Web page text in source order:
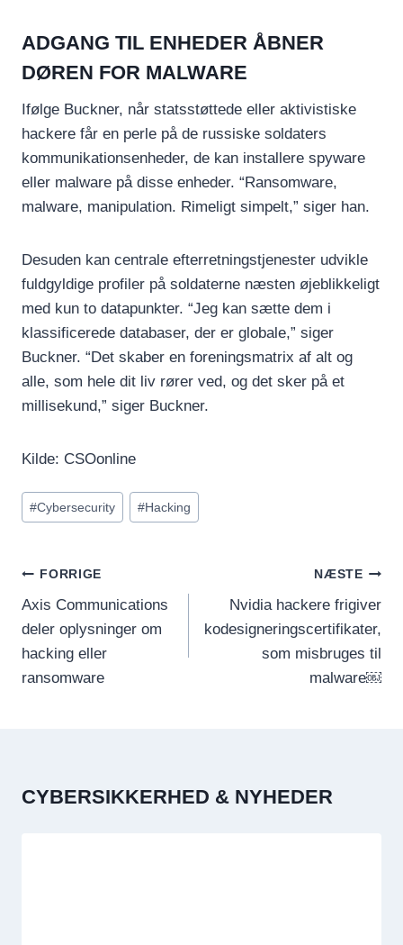
ADGANG TIL ENHEDER ÅBNER
DØREN FOR MALWARE
Ifølge Buckner, når statsstøttede eller aktivistiske
hackere får en perle på de russiske soldaters
kommunikationsenheder, de kan installere spyware
eller malware på disse enheder. “Ransomware,
malware, manipulation. Rimeligt simpelt,” siger han.
Desuden kan centrale efterretningstjenester udvikle
fuldgyldige profiler på soldaterne næsten øjeblikkeligt
med kun to datapunkter. “Jeg kan sætte dem i
klassificerede databaser, der er globale,” siger
Buckner. “Det skaber en foreningsmatrix af alt og
alle, som hele dit liv rører ved, og det sker på et
millisekund,” siger Buckner.
Kilde: CSOonline
Indlæg-
tags:
#Cybersecurity #Hacking
INDLÆGSNAVIGATION
FORRIGE
Axis Communications
deler oplysninger om
hacking eller
ransomware
NÆSTE
Nvidia hackere frigiver
kodesigneringscertifikater,
som misbruges til
malware￼
CYBERSIKKERHED & NYHEDER